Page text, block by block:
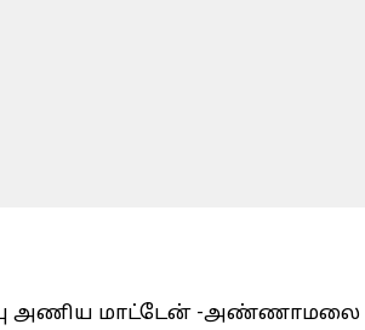
அணிய மாட்டேன் -அண்ணாமலை